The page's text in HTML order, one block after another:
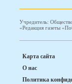
Учредитель:
«Редакция газеты
Карта сайта
О нас
Политика